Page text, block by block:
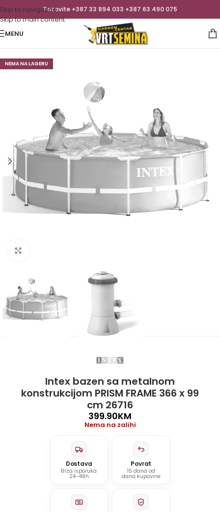
Skip to navigation
Skip to main content
Pozovite +387 33 894 033 +387 63 490 075
MENU
NEMA NA LAGERU
Intex bazen sa metalnom
konstrukcijom PRISM FRAME 366 x 99
cm 26716
399.90KM
Nema na zalihi
Dostava
Brza isporuka
24–48h
Povrat
15 dana od
dana kupovine